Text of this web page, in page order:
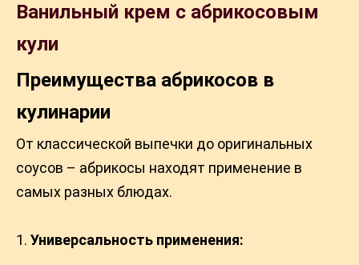
Ванильный крем с абрикосовым
кули
Преимущества абрикосов в
кулинарии
От классической выпечки до оригинальных
соусов – абрикосы находят применение в
самых разных блюдах.
Универсальность применения: